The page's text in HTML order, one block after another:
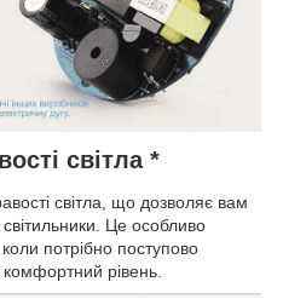
світла *
світла, що дозволяє вам
Це особливо
потрібно поступово
рівень.